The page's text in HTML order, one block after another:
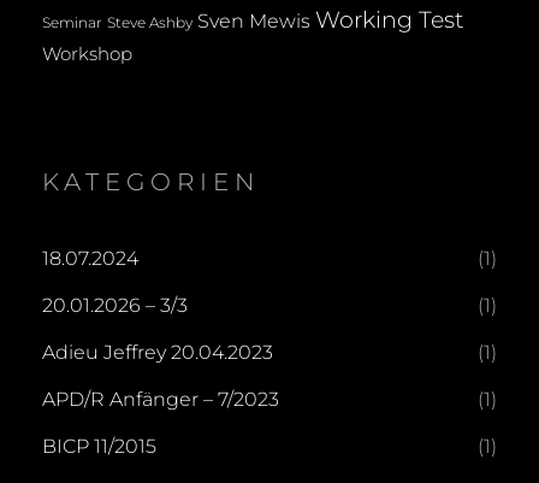
Seminar Steve Ashby Sven Mewis Working Test
Workshop
KATEGORIEN
18.07.2024 (1)
20.01.2026 – 3/3 (1)
Adieu Jeffrey 20.04.2023 (1)
APD/R Anfänger – 7/2023 (1)
BICP 11/2015 (1)